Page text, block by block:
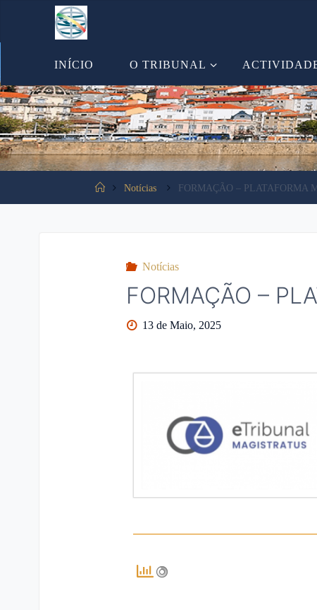
INÍCIO O TRIBUNAL
Notícias FORMAÇÃO – PLATAFORMA
Notícias
FORMAÇÃO –
13 de Maio, 2025
Tooltip content